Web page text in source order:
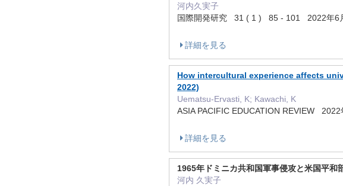
河内久実子
国際開発研究 31 ( 1 ) 85 - 101 2022年6
詳細を見る
How intercultural experience affects
2022)
Uematsu-Ervasti, K; Kawachi, K
ASIA PACIFIC EDUCATION REVIEW
詳細を見る
1965年ドミニカ共和国軍事侵攻と米国平和
河内 久実子